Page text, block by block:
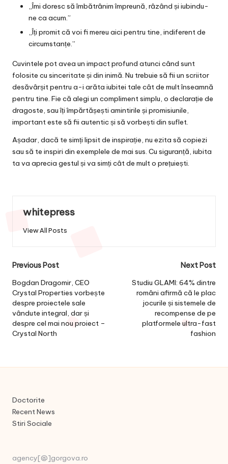
„Îmi doresc să îmbătrânim împreună, râzând și iubindu-
ne ca acum.”
„Îți promit că voi fi mereu aici pentru tine, indiferent de
circumstanțe.”
Cuvintele pot avea un impact profund atunci când sunt
folosite cu sinceritate și din inimă. Nu trebuie să fii un scriitor
desăvârșit pentru a-i arăta iubitei tale cât de mult înseamnă
pentru tine. Fie că alegi un compliment simplu, o declarație de
dragoste, sau îți împărtășești amintirile și promisiunile,
important este să fii autentic și să vorbești din suflet.
Așadar, dacă te simți lipsit de inspirație, nu ezita să copiezi
sau să te inspiri din exemplele de mai sus. Cu siguranță, iubita
ta va aprecia gestul și va simți cât de mult o prețuiești.
whitepress
View All Posts
Post
navigation
Previous Post
Bogdan Dragomir, CEO
Crystal Properties vorbește
despre proiectele sale
vândute integral, dar și
despre cel mai nou proiect –
Crystal North
Next Post
Studiu GLAMI: 64% dintre
români afirmă că le plac
jocurile și sistemele de
recompense de pe
platformele ultra-fast
fashion
Doctorite
Recent News
Stiri Sociale
agency[@]gorgova.ro